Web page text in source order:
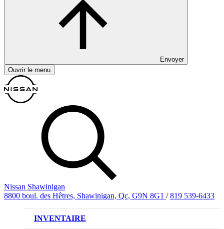
Envoyer
Ouvrir le menu
Nissan Shawinigan
8800 boul. des Hêtres, Shawinigan, Qc, G9N 8G1 / 819 539-6433
INVENTAIRE